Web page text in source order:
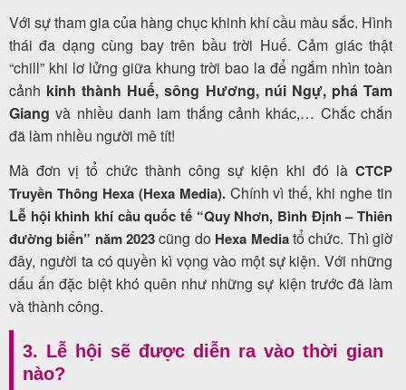
Với sự tham gia của hàng chục khinh khí cầu màu sắc. Hình
thái đa dạng cùng bay trên bầu trời Huế. Cảm giác thật
“chill” khi lơ lửng giữa khung trời bao la để ngắm nhìn toàn
cảnh kinh thành Huế,sông Hương, núi Ngự, phá Tam
Giang và nhiều danh lam thắng cảnh khác,… Chắc chắn
đã làm nhiều người mê tít!
Mà đơn vị tổ chức thành công sự kiện khi đó là CTCP
Truyền Thông Hexa (Hexa Media).Chính vì thế, khi nghe tin
Lễ hội khinh khí cầu quốc tế “Quy Nhơn, Bình Định – Thiên
đường biển” năm 2023cũng do Hexa Mediatổ chức. Thì giờ
đây, người ta có quyền kì vọng vào một sự kiện. Với những
dấu ấn đặc biệt khó quên như những sự kiện trước đã làm
và thành công.
3. Lễ hội sẽ được diễn ra vào thời gian
nào?